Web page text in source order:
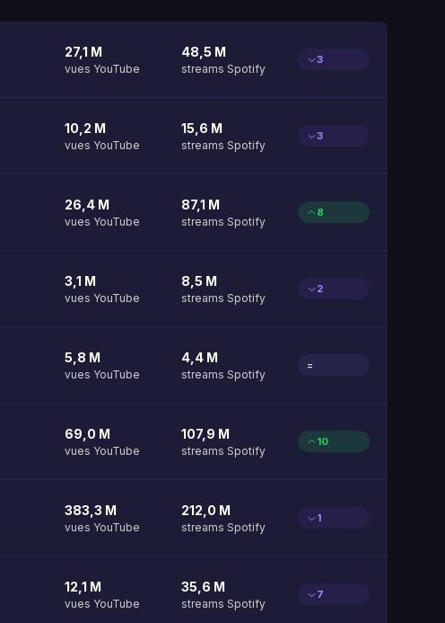
27,1 M
vues YouTube
48,5 M
streams Spotify
3
10,2 M
vues YouTube
15,6 M
streams Spotify
3
26,4 M
vues YouTube
87,1 M
streams Spotify
8
3,1 M
vues YouTube
8,5 M
streams Spotify
2
5,8 M
vues YouTube
4,4 M
streams Spotify
=
69,0 M
vues YouTube
107,9 M
streams Spotify
10
383,3 M
vues YouTube
212,0 M
streams Spotify
1
12,1 M
vues YouTube
35,6 M
streams Spotify
7